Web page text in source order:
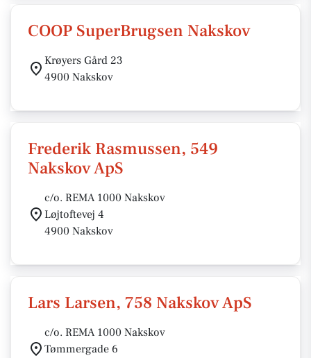
COOP SuperBrugsen Nakskov
Krøyers Gård 23
4900 Nakskov
Frederik Rasmussen, 549
Nakskov ApS
c/o. REMA 1000 Nakskov
Løjtoftevej 4
4900 Nakskov
Lars Larsen, 758 Nakskov ApS
c/o. REMA 1000 Nakskov
Tømmergade 6